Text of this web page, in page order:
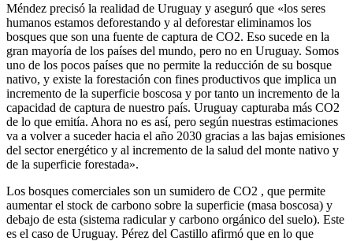
Méndez precisó la realidad de Uruguay y aseguró que «los seres
humanos estamos deforestando y al deforestar eliminamos los
bosques que son una fuente de captura de CO2. Eso sucede en la
gran mayoría de los países del mundo, pero no en Uruguay. Somos
uno de los pocos países que no permite la reducción de su bosque
nativo, y existe la forestación con fines productivos que implica un
incremento de la superficie boscosa y por tanto un incremento de la
capacidad de captura de nuestro país. Uruguay capturaba más CO2
de lo que emitía. Ahora no es así, pero según nuestras estimaciones
va a volver a suceder hacia el año 2030 gracias a las bajas emisiones
del sector energético y al incremento de la salud del monte nativo y
de la superficie forestada».
Los bosques comerciales son un sumidero de CO2 , que permite
aumentar el stock de carbono sobre la superficie (masa boscosa) y
debajo de esta (sistema radicular y carbono orgánico del suelo). Este
es el caso de Uruguay. Pérez del Castillo afirmó que en lo que